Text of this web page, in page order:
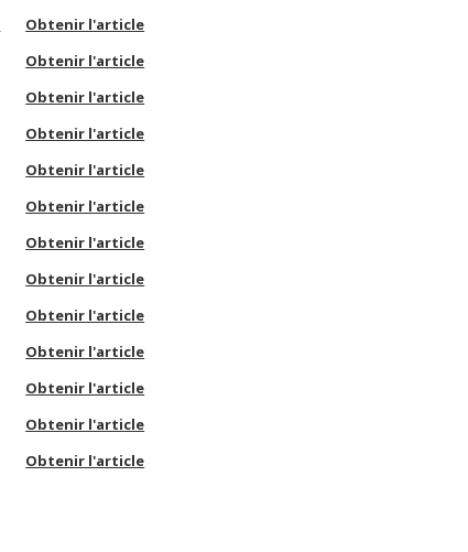
Obtenir l'article
Obtenir l'article
Obtenir l'article
Obtenir l'article
Obtenir l'article
Obtenir l'article
Obtenir l'article
Obtenir l'article
Obtenir l'article
Obtenir l'article
Obtenir l'article
Obtenir l'article
Obtenir l'article